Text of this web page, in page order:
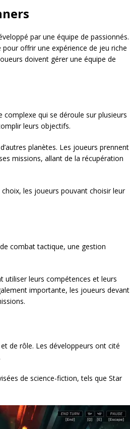
par une équipe de passionnés.
pour offrir une expérience de jeu riche
doivent gérer une équipe de
qui se déroule sur plusieurs
leurs objectifs.
planètes. Les joueurs prennent
missions, allant de la récupération
les joueurs pouvant choisir leur
combat tactique, une gestion
utiliser leurs compétences et leurs
importante, les joueurs devant
de rôle. Les développeurs ont cité
de science-fiction, tels que Star